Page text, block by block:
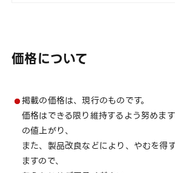
価格について
掲載の価格は、現行のものです。
価格はできる限り維持するよう努めま
の値上がり、
また、製品改良などにより、やむを得
ますので、